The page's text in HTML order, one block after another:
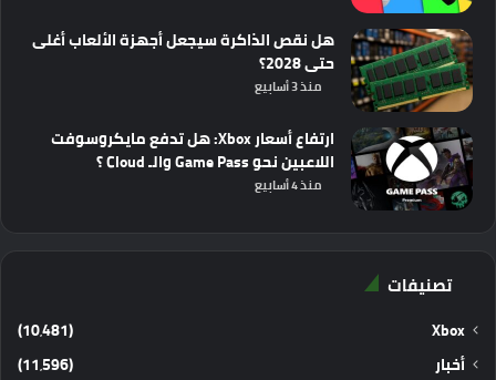
هل نقص الذاكرة سيجعل أجهزة الألعاب أغلى
حتى 2028؟
منذ 3 أسابيع
ارتفاع أسعار Xbox: هل تدفع مايكروسوفت
اللاعبين نحو Game Pass والـ Cloud ؟
منذ 4 أسابيع
تصنيفات
Xbox
(10٬481)
أخبار
(11٬596)